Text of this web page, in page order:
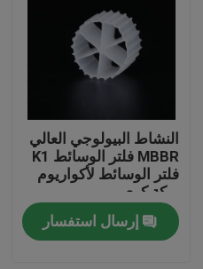
النشاط البيولوجي العالي
MBBR فلتر الوسائط K1
فلتر الوسائط لأكواريوم
بركة كوي
إرسال استفسار